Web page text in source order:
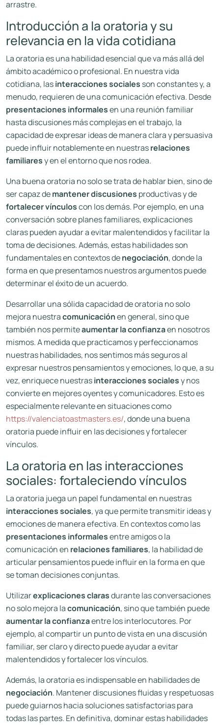
arrastre.
Introducción a la oratoria y su
relevancia en la vida cotidiana
La oratoria es una habilidad esencial que va más allá del
ámbito académico o profesional. En nuestra vida
cotidiana, lasinteracciones sociales son constantes y, a
menudo, requieren de una comunicación efectiva. Desde
presentaciones informalesen una reunión familiar
hasta discusiones más complejas en el trabajo, la
capacidad de expresar ideas de manera clara y persuasiva
puede influir notablemente en nuestrasrelaciones
familiaresy en el entorno que nos rodea.
Una buena oratoria no solo se trata de hablar bien, sino de
ser capaz demantener discusiones productivas y de
fortalecer vínculoscon los demás. Por ejemplo, en una
conversación sobre planes familiares, explicaciones
claras pueden ayudar a evitar malentendidos y facilitar la
toma de decisiones. Además, estas habilidades son
fundamentales en contextos denegociación, donde la
forma en que presentamos nuestros argumentos puede
determinar el éxito de un acuerdo.
Desarrollar una sólida capacidad de oratoria no solo
mejora nuestracomunicaciónen general, sino que
también nos permiteaumentar la confianzaen nosotros
mismos. A medida que practicamos y perfeccionamos
nuestras habilidades, nos sentimos más seguros al
expresar nuestros pensamientos y emociones, lo que, a su
vez, enriquece nuestrasinteracciones socialesy nos
convierte en mejores oyentes y comunicadores. Esto es
especialmente relevante en situaciones como
https://valenciatoastmasters.es/, donde una buena
oratoria puede influir en las decisiones y fortalecer
vínculos.
La oratoria en las interacciones
sociales: fortaleciendo vínculos
La oratoria juega un papel fundamental en nuestras
interacciones sociales, ya que permite transmitir ideas y
emociones de manera efectiva. En contextos como las
presentaciones informalesentre amigos o la
comunicación en relaciones familiares, la habilidad de
articular pensamientos puede influir en la forma en que
se toman decisiones conjuntas.
Utilizarexplicaciones clarasdurante las conversaciones
no solo mejora lacomunicación, sino que también puede
aumentar la confianzaentre los interlocutores. Por
ejemplo, al compartir un punto de vista en una discusión
familiar, ser claro y directo puede ayudar a evitar
malentendidos y fortalecer los vínculos.
Además, la oratoria es indispensable en habilidades de
negociación. Mantener discusiones fluidas y respetuosas
puede guiarnos hacia soluciones satisfactorias para
todas las partes. En definitiva, dominar estas habilidades